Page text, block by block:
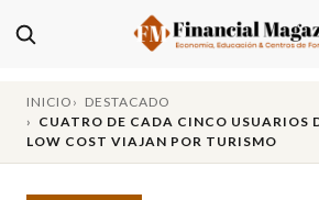
INICIO
DESTACADO
CUATRO DE CADA CINCO USUARIOS
LOW COST VIAJAN POR TURISMO